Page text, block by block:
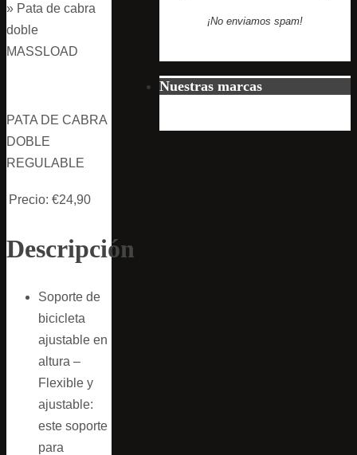
» Pata de cabra
doble
MASSLOAD
PATA DE CABRA
DOBLE
REGULABLE
Precio: €24,90
Descripción
Soporte de
bicicleta
ajustable en
altura –
Flexible y
ajustable:
este soporte
para
¡No enviamos spam!
Nuestras marcas